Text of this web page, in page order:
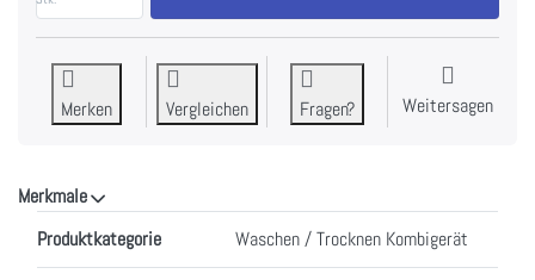
Merken Vergleichen Fragen? Weitersagen
Merkmale
Produktkategorie Waschen / Trocknen Kombigerät